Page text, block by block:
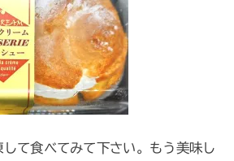
て食べてみて下さい。もう美味し